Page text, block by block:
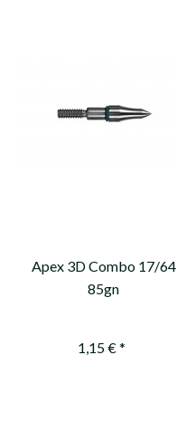
Apex 3D Combo 17/64
85gn
1,15 € *